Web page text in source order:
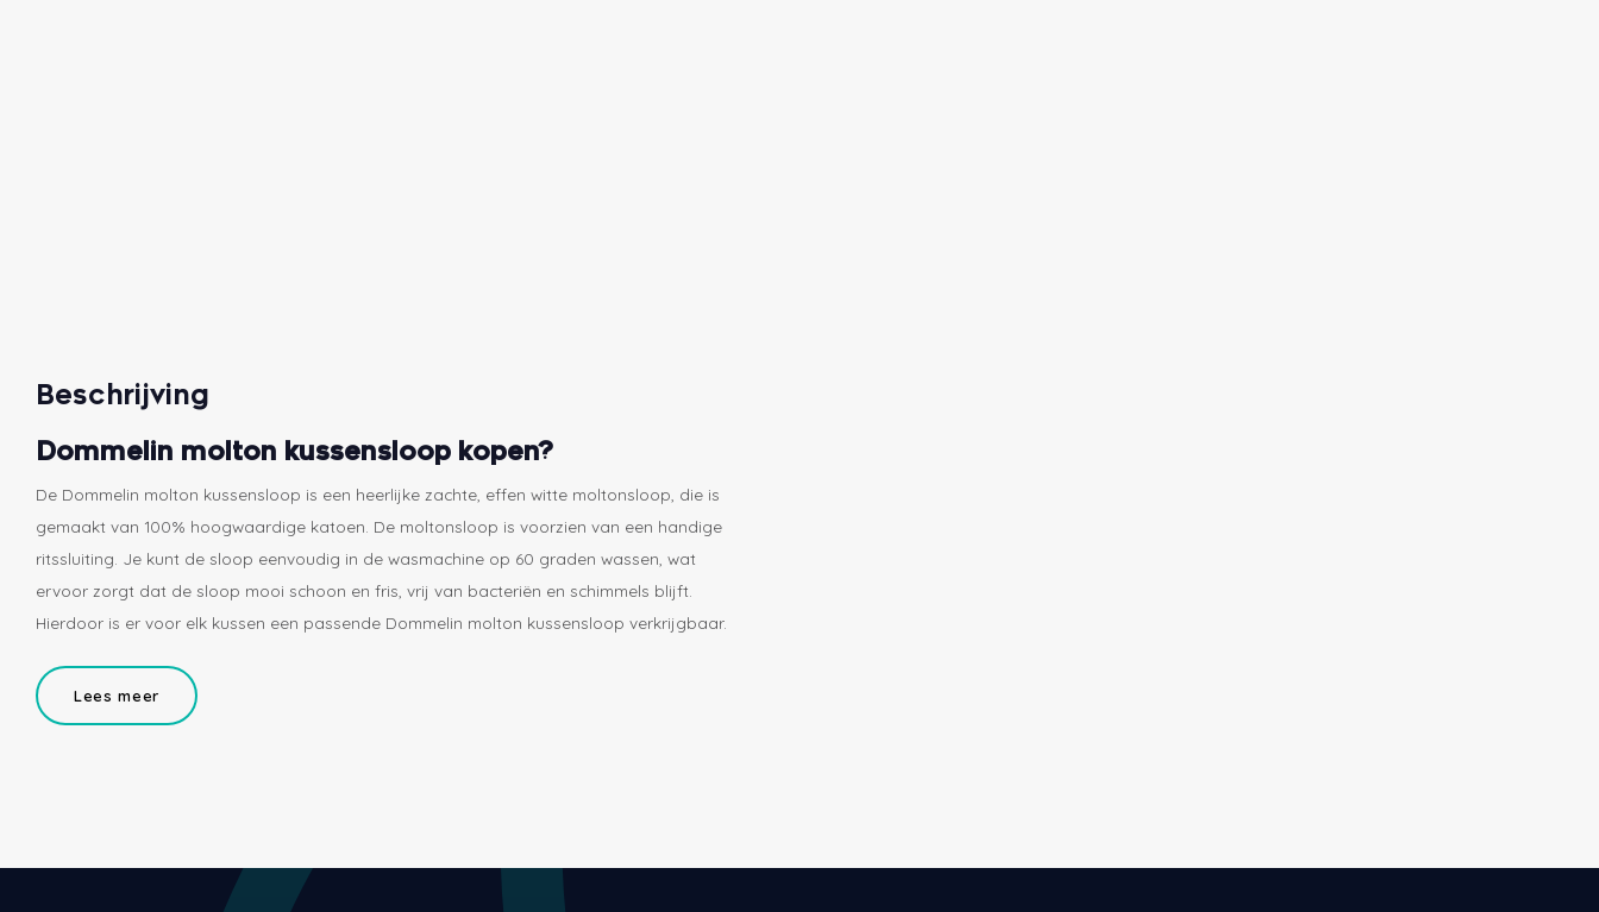
Beschrijving
Dommelin molton kussensloop kopen?
De Dommelin molton kussensloop is een heerlijke zachte, effen witte moltonsloop, die is
gemaakt van 100% hoogwaardige katoen. De moltonsloop is voorzien van een handige
ritssluiting. Je kunt de sloop eenvoudig in de wasmachine op 60 graden wassen, wat
ervoor zorgt dat de sloop mooi schoon en fris, vrij van bacteriën en schimmels blijft.
Hierdoor is er voor elk kussen een passende Dommelin molton kussensloop verkrijgbaar.
Lees meer